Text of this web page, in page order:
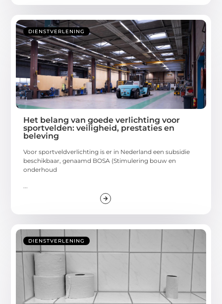
DIENSTVERLENING
Het belang van goede verlichting voor
sportvelden: veiligheid, prestaties en
beleving
Voor sportveldverlichting is er in Nederland een subsidie
beschikbaar, genaamd BOSA (Stimulering bouw en
onderhoud
DIENSTVERLENING